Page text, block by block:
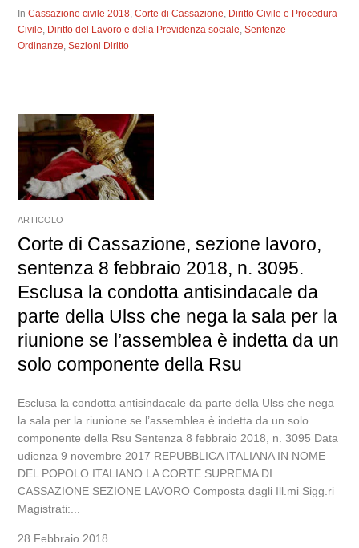
InCassazione civile 2018 ,Corte di Cassazione Diritto Civile e Procedura
Civile Diritto del Lavoro e della Previdenza sociale ,Sentenze -
Ordinanze ,Sezioni Diritto
ARTICOLO
Corte di Cassazione, sezione lavoro,
sentenza 8 febbraio 2018, n. 3095.
Esclusa la condotta antisindacale da
parte della Ulss che nega la sala per la
riunione se l’assemblea è indetta da un
solo componente della Rsu
Esclusa la condotta antisindacale da parte della Ulss che nega
la sala per la riunione se l’assemblea è indetta da un solo
componente della Rsu Sentenza 8 febbraio 2018, n. 3095 Data
udienza 9 novembre 2017 REPUBBLICA ITALIANA IN NOME
DEL POPOLO ITALIANO LA CORTE SUPREMA DI
CASSAZIONE SEZIONE LAVORO Composta dagli Ill.mi Sigg.ri
Magistrati:...
28 Febbraio 2018